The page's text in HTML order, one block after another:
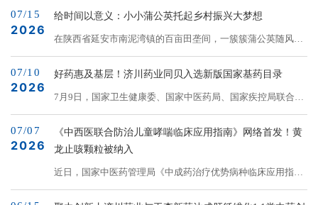
布。新一代抗组胺药非索非那定干混悬剂被共识收录，为临床
0~18岁急性荨麻疹患者诊疗提供用药指导和参考。共识由中国
是国内首个针对儿童急性荨麻疹的系统性循证诊疗参考文...
07/15
2026
给时间以意义：小小蒲公英托起乡村振兴大梦想
在陕西省延安市南泥湾镇的百亩田垄间，一簇簇蒲公英随风摇
曳，满眼绿色的背后，是济川药业为破解中药原料难题、助力
乡村振兴的长远布局。从土地流转到种植培训，从稳定收入到
生态保护，这种不起眼的草本植物摇身成为农户“家门口致
07/10
2026
好药惠及基层！济川药业同贝入选新版国家基药目录
7月9日，国家卫生健康委、国家中医药局、国家疾控局联合发
布《国家基本药物目录（2026版）》（下文简称“国家基药目
录”），将从9月1日起正式实施。济川药业旗下独家产品小儿
豉翘清热颗粒（同贝）成功纳入新版国家基本药物目录。此次
入选，是企业产品惠及患者、提升用药可及性的重要体现。本
07/07
2026
《中西医联合防治儿童哮喘临床应用指南》网络首发！黄
龙止咳颗粒被纳入
近日，国家中医药管理局《中成药治疗优势病种临床应用指
南》标准化项目成果——《中西医联合防治儿童哮喘临床应用